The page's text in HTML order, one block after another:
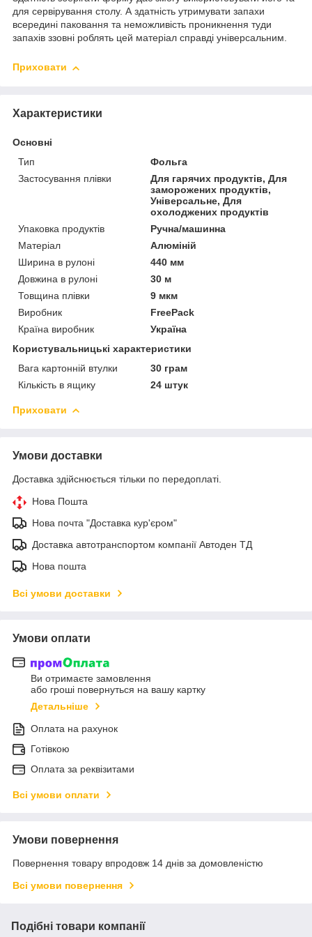
для сервірування столу. А здатність утримувати запахи
всередині паковання та неможливість проникнення туди
запахів ззовні роблять цей матеріал справді універсальним.
Приховати
Характеристики
Основні
Тип
Фольга
Застосування плівки
Для гарячих продуктів, Для
заморожених продуктів,
Універсальне, Для
охолоджених продуктів
Упаковка продуктів
Ручна/машинна
Матеріал
Алюміній
Ширина в рулоні
440 мм
Довжина в рулоні
30 м
Товщина плівки
9 мкм
Виробник
FreePack
Країна виробник
Україна
Користувальницькі характеристики
Вага картонній втулки
30 грам
Кількість в ящику
24 штук
Приховати
Умови доставки
Доставка здійснюється тільки по передоплаті.
Нова Пошта
Нова почта "Доставка кур'єром"
Доставка автотранспортом компанії Автоден ТД
Нова пошта
Всі умови доставки
Умови оплати
Ви отримаєте замовлення
або гроші повернуться на вашу картку
Детальніше
Оплата на рахунок
Готівкою
Оплата за реквізитами
Всі умови оплати
Умови повернення
Повернення товару впродовж 14 днів за домовленістю
Всі умови повернення
Подібні товари компанії